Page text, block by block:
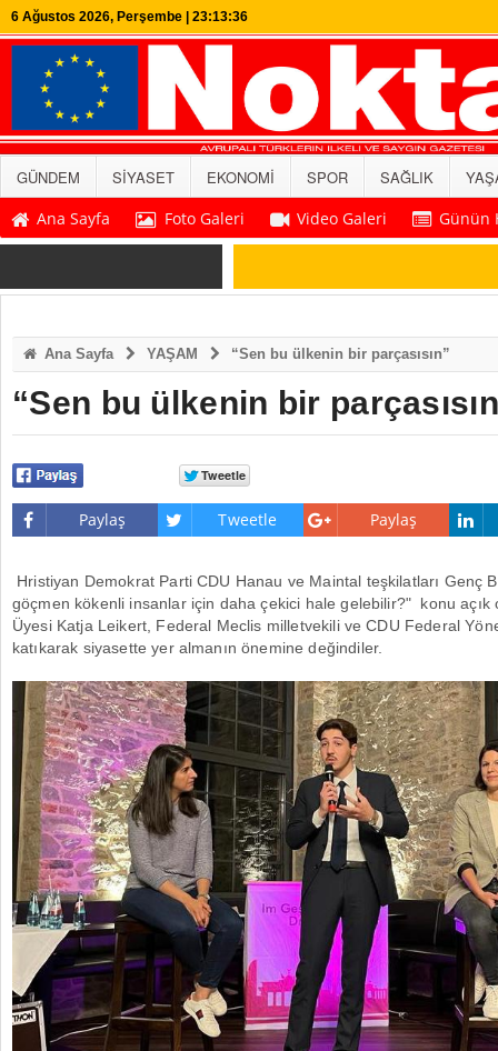
6 Ağustos 2026, Perşembe | 23:13:37
GÜNDEM SİYASET EKONOMİ SPOR SAĞLIK
Ana Sayfa
Foto Galeri Video Galeri Günün
Ana Sayfa YAŞAM “Sen bu ülkenin bir parçasısın”
“Sen bu ülkenin bir
Paylaş Tweetle Paylaş
Hristiyan Demokrat Parti CDU Hanau ve Maintal teşkilatları Genç
göçmen kökenli insanlar için daha çekici hale gelebilir?" konu açık
Üyesi Katja Leikert, Federal Meclis milletvekili ve CDU Federal
katıkarak siyasette yer almanın önemine değindiler.